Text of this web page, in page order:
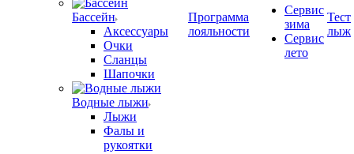
Бассейн
Аксессуары
Очки
Сланцы
Шапочки
Водные лыжи
Лыжи
Фалы и
рукоятки
Программа
лояльности
Сервис
зима
Сервис
лето
Тест
лыж